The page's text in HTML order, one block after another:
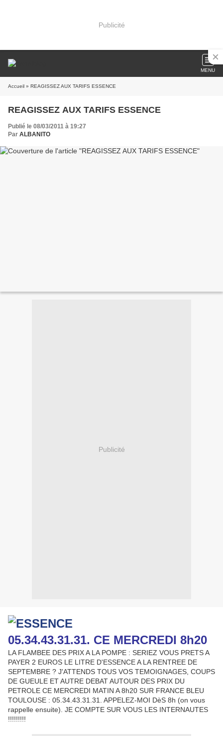
Publicité
MENU
Accueil » REAGISSEZ AUX TARIFS ESSENCE
REAGISSEZ AUX TARIFS ESSENCE
Publié le 08/03/2011 à 19:27
Par ALBANITO
Publicité
05.34.43.31.31. CE MERCREDI 8h20
LA FLAMBEE DES PRIX A LA POMPE : SERIEZ VOUS PRETS A
PAYER 2 EUROS LE LITRE D'ESSENCE A LA RENTREE DE
SEPTEMBRE ? J'ATTENDS TOUS VOS TEMOIGNAGES, COUPS
DE GUEULE ET AUTRE DEBAT AUTOUR DES PRIX DU
PETROLE CE MERCREDI MATIN A 8h20 SUR FRANCE BLEU
TOULOUSE : 05.34.43.31.31. APPELEZ-MOI DèS 8h (on vous
rappelle ensuite). JE COMPTE SUR VOUS LES INTERNAUTES
!!!!!!!!!